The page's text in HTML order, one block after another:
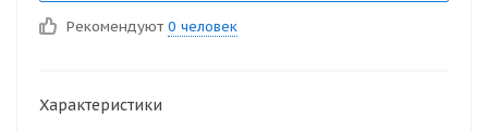
Рекомендуют 0 человек
Характеристики